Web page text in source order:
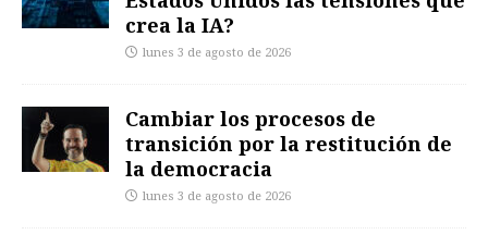
crea la IA?
lunes 3 de agosto de 2026
Cambiar los procesos de
transición por la restitución de
la democracia
lunes 3 de agosto de 2026